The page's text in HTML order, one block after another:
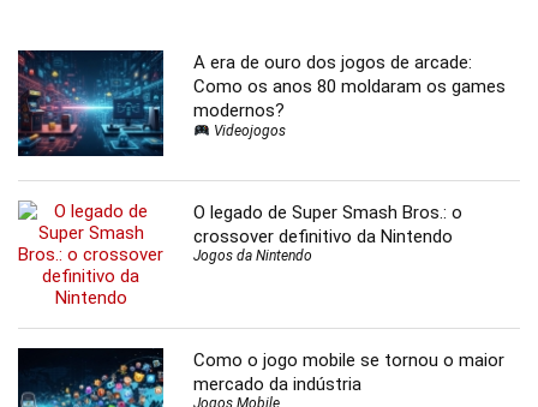
A era de ouro dos jogos de arcade:
Como os anos 80 moldaram os games
modernos?
Videojogos
O legado de Super Smash Bros.: o
crossover definitivo da Nintendo
Jogos da Nintendo
Como o jogo mobile se tornou o maior
mercado da indústria